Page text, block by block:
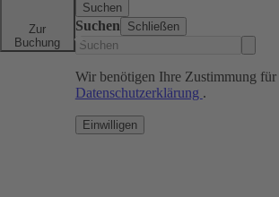
Zur
Buchung
Suchen
Suchen Schließen
Wir benötigen Ihre Zustimmung
Datenschutzerklärung .
Einwilligen